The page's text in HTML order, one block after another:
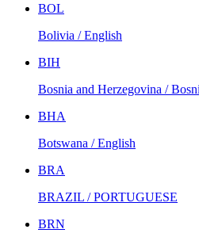
BOL
Bolivia / English
BIH
Bosnia and Herzegovina /
BHA
Botswana / English
BRA
BRAZIL / PORTUGUESE
BRN